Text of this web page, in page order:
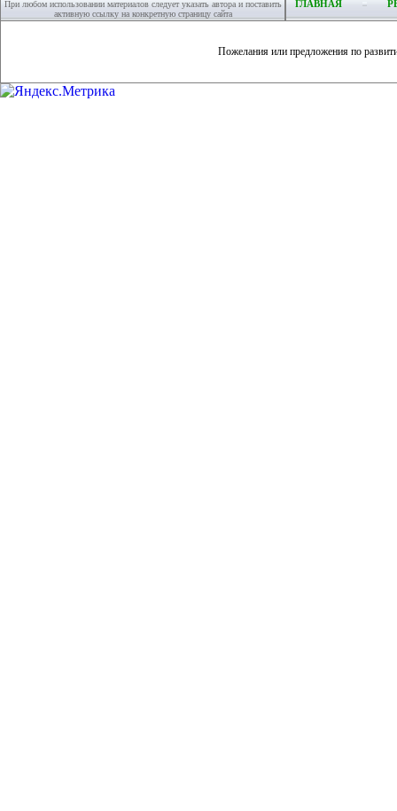
При любом использовании материалов следует указать автора и поставить
активную ссылку на конкретную страницу сайта
ГЛАВНАЯ
Пожелания или предложения по